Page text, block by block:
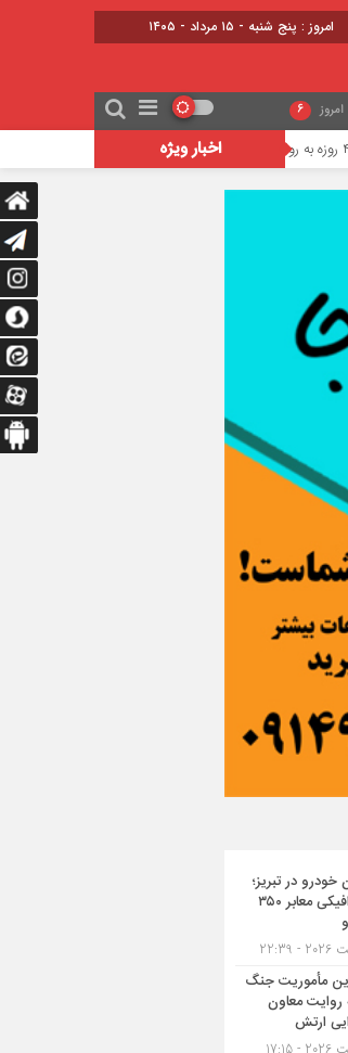
امروز : پنج شنبه - ۱۵ مرداد - ۱۴۰۵
امروز 6
اخبار ویژه
در تبریز؛
ظرفیت ترافیکی معابر ۳۵۰
مأموریت جنگ
روایت معاون
ارتش